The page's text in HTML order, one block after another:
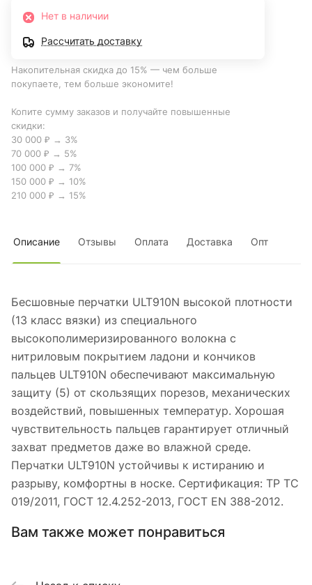
Нет в наличии
Рассчитать доставку
Накопительная скидка до 15% — чем больше
покупаете, тем больше экономите!
Копите сумму заказов и получайте повышенные
скидки:
30 000 ₽ → 3%
70 000 ₽ → 5%
100 000 ₽ → 7%
150 000 ₽ → 10%
210 000 ₽ → 15%
Описание Отзывы Оплата Доставка Опт
Бесшовные перчатки ULT910N высокой плотности
(13 класс вязки) из специального
высокополимеризированного волокна с
нитриловым покрытием ладони и кончиков
пальцев ULT910N обеспечивают максимальную
защиту (5) от скользящих порезов, механических
воздействий, повышенных температур. Хорошая
чувствительность пальцев гарантирует отличный
захват предметов даже во влажной среде.
Перчатки ULT910N устойчивы к истиранию и
разрыву, комфортны в носке. Сертификация: ТР ТС
019/2011, ГОСТ 12.4.252-2013, ГОСТ EN 388-2012.
Вам также может понравиться